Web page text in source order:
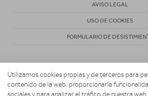
AVISO LEGAL
USO DE COOKIES
FORMULARIO DE
Utilizamos cookies propias y de terceros para
contenido de la web, proporcionarle
sociales y para analizar el tráfico de nuestra